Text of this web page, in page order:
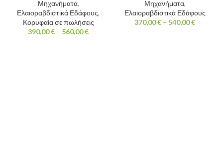
Μηχανήματα,
Ελαιοραβδιστικά Εδάφους,
Κορυφαία σε πωλήσεις
390,00€ – 560,00€
Μηχανήματα,
Ελαιοραβδιστικά Εδάφους
370,00€ – 540,00€